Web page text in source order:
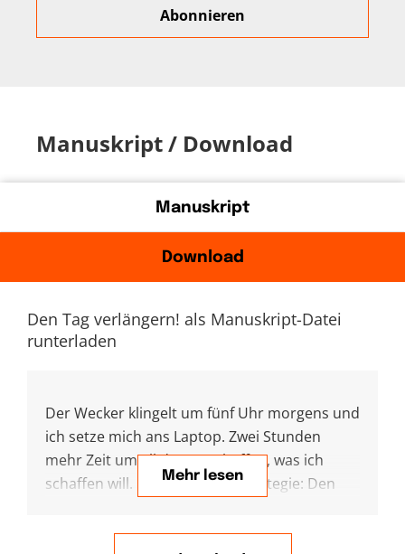
Manuskript / Download
Manuskript
Download
Den Tag verlängern! als Manuskript-Datei
runterladen
Der Wecker klingelt um fünf Uhr morgens und
ich setze mich ans Laptop. Zwei Stunden
mehr Zeit um all das zu schaffen, was ich
schaffen will. Meine aktuelle Strategie: Den
Das bedeutet die Nacht zu verkürzen, aber
Mehr lesen